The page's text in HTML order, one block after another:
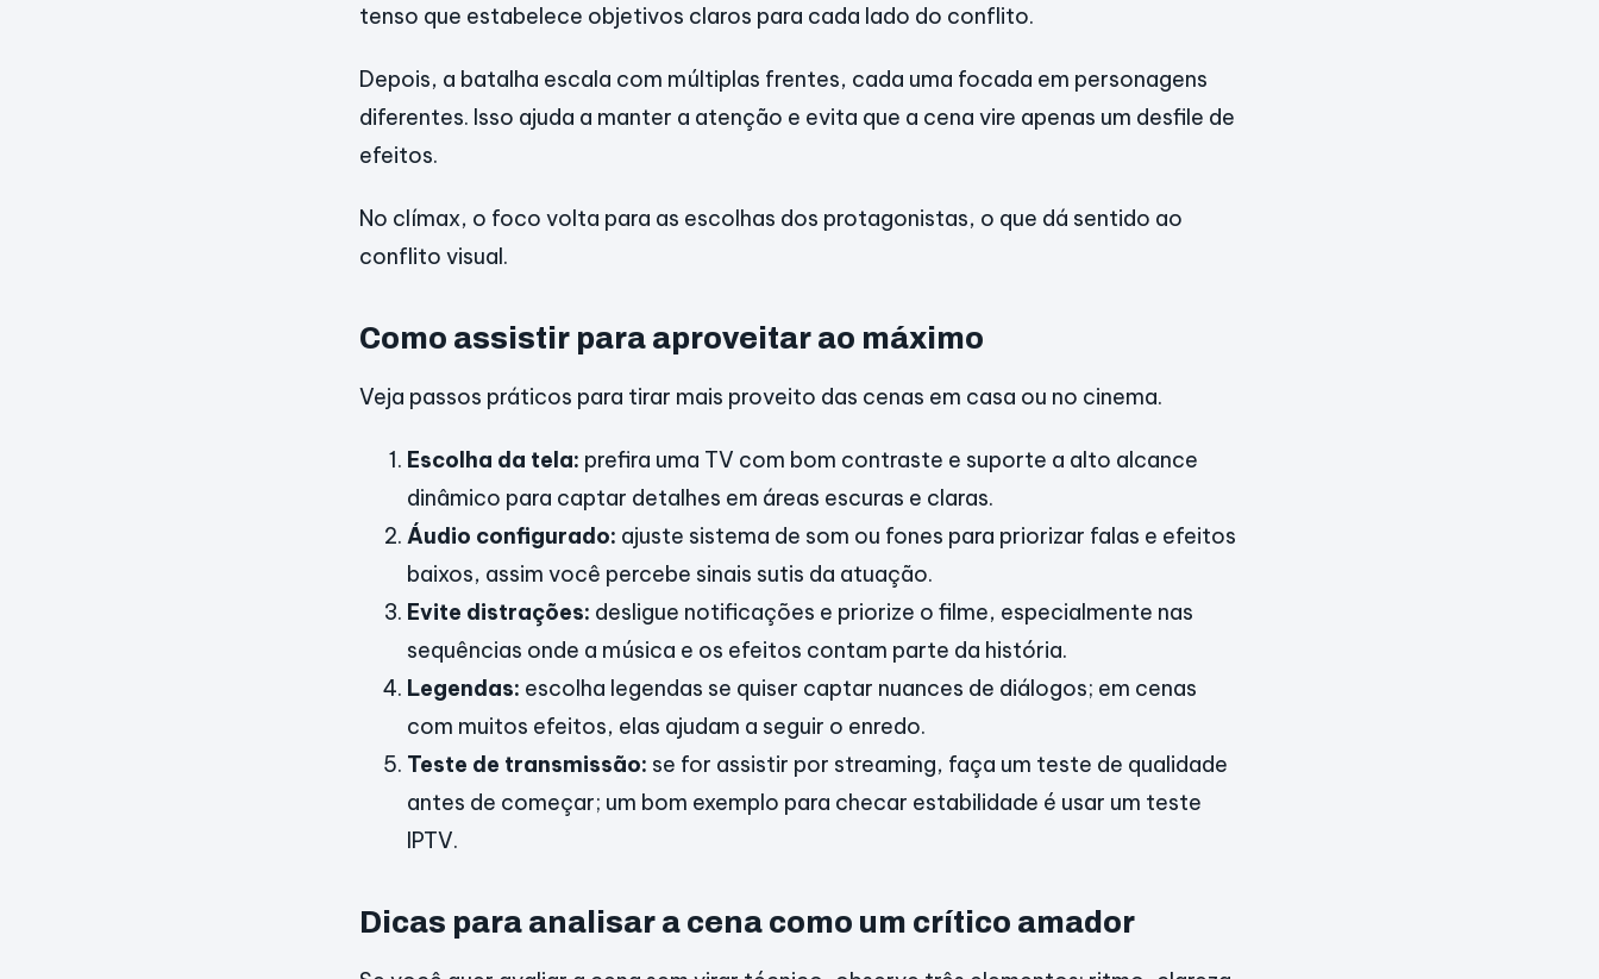
tenso que estabelece objetivos claros para cada lado do conflito.
Depois, a batalha escala com múltiplas frentes, cada uma focada em personagens
diferentes. Isso ajuda a manter a atenção e evita que a cena vire apenas um desfile de
efeitos.
No clímax, o foco volta para as escolhas dos protagonistas, o que dá sentido ao
conflito visual.
Como assistir para aproveitar ao máximo
Veja passos práticos para tirar mais proveito das cenas em casa ou no cinema.
Escolha da tela: prefira uma TV com bom contraste e suporte a alto alcance
dinâmico para captar detalhes em áreas escuras e claras.
Áudio configurado: ajuste sistema de som ou fones para priorizar falas e efeitos
baixos, assim você percebe sinais sutis da atuação.
Evite distrações: desligue notificações e priorize o filme, especialmente nas
sequências onde a música e os efeitos contam parte da história.
Legendas: escolha legendas se quiser captar nuances de diálogos; em cenas
com muitos efeitos, elas ajudam a seguir o enredo.
Teste de transmissão: se for assistir por streaming, faça um teste de qualidade
antes de começar; um bom exemplo para checar estabilidade é usar um teste
IPTV.
Dicas para analisar a cena como um crítico amador